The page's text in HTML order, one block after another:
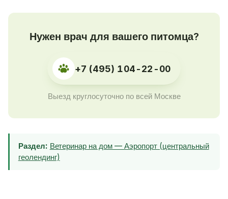
Нужен врач для вашего питомца?
+7 (495) 104-22-00
Выезд круглосуточно по всей Москве
Раздел: Ветеринар на дом — Аэропорт (центральный
геолендинг)